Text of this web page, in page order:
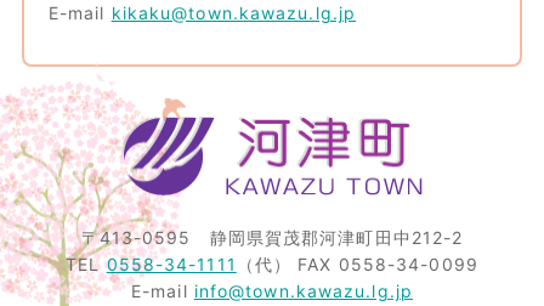
E-mail kikaku@town.kawazu.lg.jp
〒413-0595 静岡県賀茂郡河津町田中212-2
TEL0558-34-1111 （代） FAX 0558-34-0099
E-mail info@town.kawazu.lg.jp